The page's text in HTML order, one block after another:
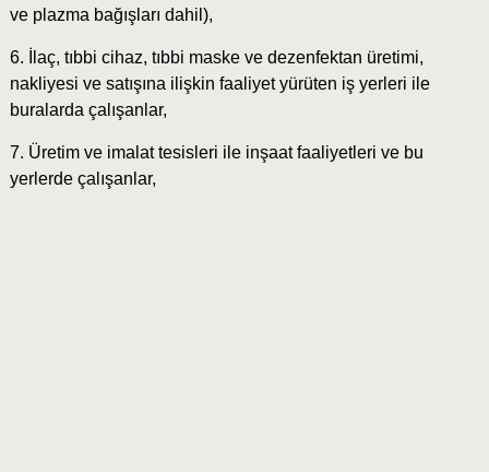
ve plazma bağışları dahil),
6. İlaç, tıbbi cihaz, tıbbi maske ve dezenfektan üretimi,
nakliyesi ve satışına ilişkin faaliyet yürüten iş yerleri ile
buralarda çalışanlar,
7. Üretim ve imalat tesisleri ile inşaat faaliyetleri ve bu
yerlerde çalışanlar,